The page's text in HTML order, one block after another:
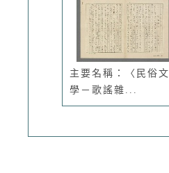
主要名稱：〈民俗文
學－歌謠雜...